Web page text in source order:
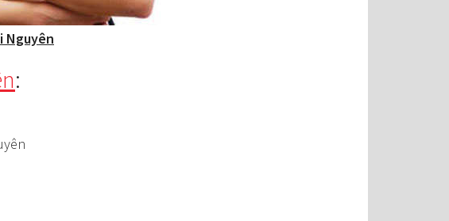
Nguyên
: